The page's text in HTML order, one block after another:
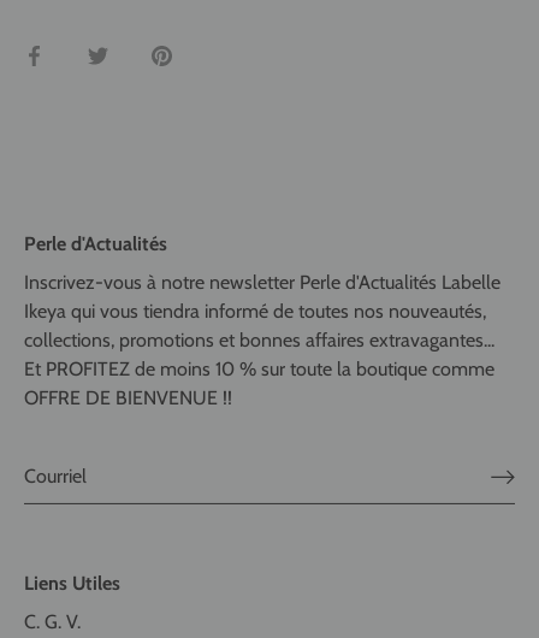
Partager TweeterÉpingler
Perle d'Actualités
Inscrivez-vous à notre newsletter Perle d'Actualités Labelle
Ikeya qui vous tiendra informé de toutes nos nouveautés,
collections, promotions et bonnes affaires extravagantes...
Et PROFITEZ de moins 10 % sur toute la boutique comme
OFFRE DE BIENVENUE !!
Liens Utiles
C. G. V.